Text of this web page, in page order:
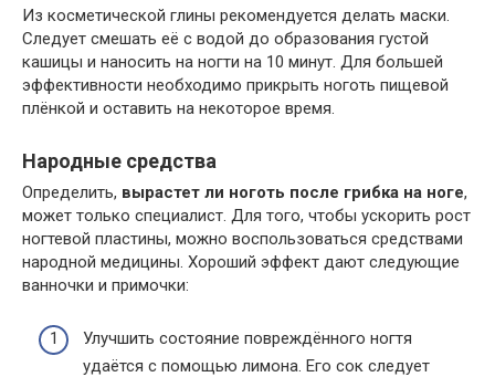
Из косметической глины рекомендуется делать маски.
Следует смешать её с водой до образования густой
кашицы и наносить на ногти на 10 минут. Для большей
эффективности необходимо прикрыть ноготь пищевой
плёнкой и оставить на некоторое время.
Народные средства
Определить, вырастет ли ноготь после грибка на ноге,
может только специалист. Для того, чтобы ускорить рост
ногтевой пластины, можно воспользоваться средствами
народной медицины. Хороший эффект дают следующие
ванночки и примочки:
Улучшить состояние повреждённого ногтя
удаётся с помощью лимона. Его сок следует